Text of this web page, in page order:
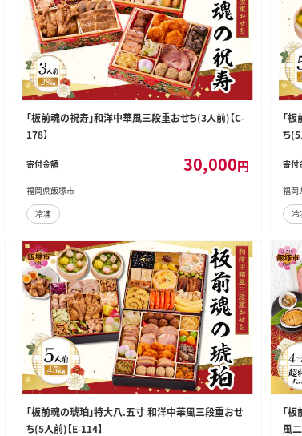
「板前魂の祝寿」和洋中華風三段重おせち(3人前)【C-
178】
寄付金額 30,000円
福岡県飯塚市
冷凍
「
ち(5
寄付
福岡
冷
「板前魂の琥珀」特大八.五寸 和洋中華風三段重おせ
ち(5人前)【E-114】
「
風